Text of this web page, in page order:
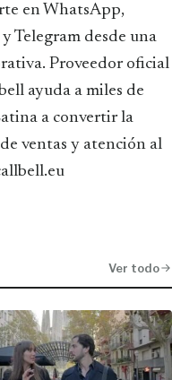
en WhatsApp,
Telegram desde una
Proveedor oficial
ayuda a miles de
a convertir la
ventas y atención al
Ver todo